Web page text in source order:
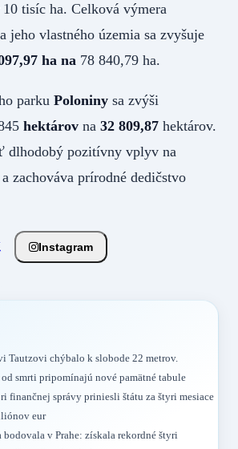
tisíc ha. Celková výmera
jeho vlastného územia sa zvyšuje
ha na 78 840,79 ha.
parku Poloniny sa zvýši
hektárov na 32 809,87 hektárov.
dlhodobý pozitívny vplyv na
zachováva prírodné dedičstvo
Instagram
Tautzovi chýbalo k slobode 22 metrov.
smrti pripomínajú nové pamätné tabule
finančnej správy priniesli štátu za štyri mesiace
eur
bodovala v Prahe: získala rekordné štyri